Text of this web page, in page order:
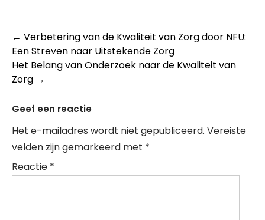
Post
navigation
← Verbetering van de Kwaliteit van Zorg door NFU:
Een Streven naar Uitstekende Zorg
Het Belang van Onderzoek naar de Kwaliteit van
Zorg →
Geef een reactie
Het e-mailadres wordt niet gepubliceerd. Vereiste
velden zijn gemarkeerd met *
Reactie *